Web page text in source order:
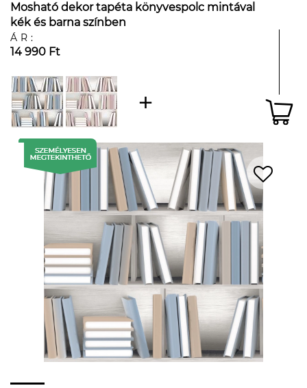
Mosható dekor tapéta könyvespolc mintával
kék és barna színben
ÁR:
14 990 Ft